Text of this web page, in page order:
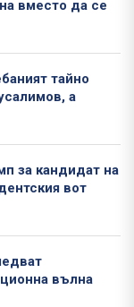
вместо да се
тайно
а
за кандидат на
вот
вълна